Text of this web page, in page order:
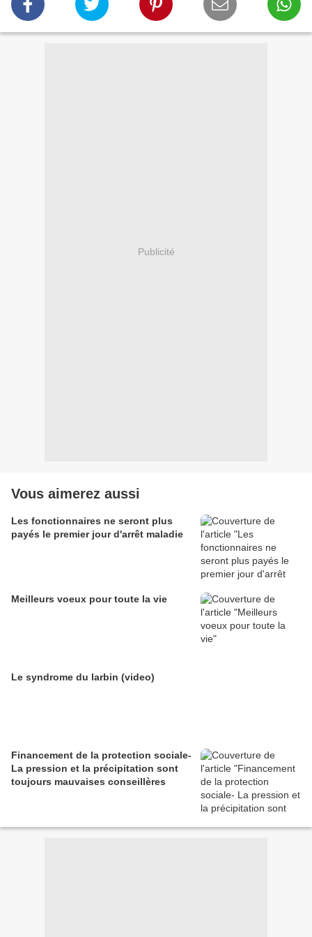
Publicité
Vous aimerez aussi
Les fonctionnaires ne seront plus
payés le premier jour d'arrêt maladie
Meilleurs voeux pour toute la vie
Le syndrome du larbin (video)
Financement de la protection sociale-
La pression et la précipitation sont
toujours mauvaises conseillères